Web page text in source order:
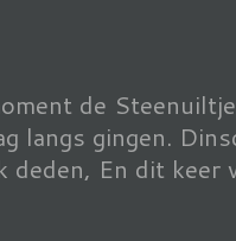
de
langs gingen.
En dit keer